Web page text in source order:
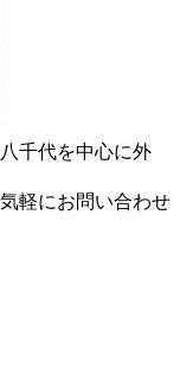
千代を中心に外
軽にお問い合わせ